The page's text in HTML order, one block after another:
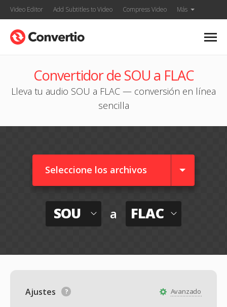
Video Editor Add Subtitles to Video Compress Video Más
Convertidor de SOU a FLAC
Lleva tu audio SOU a FLAC — conversión en línea
sencilla
Seleccione los archivos
SOU a FLAC
Avanzado
Ajustes